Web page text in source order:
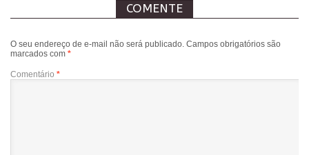
COMENTE
O seu endereço de e-mail não será publicado. Campos obrigatórios são
marcados com *
Comentário *